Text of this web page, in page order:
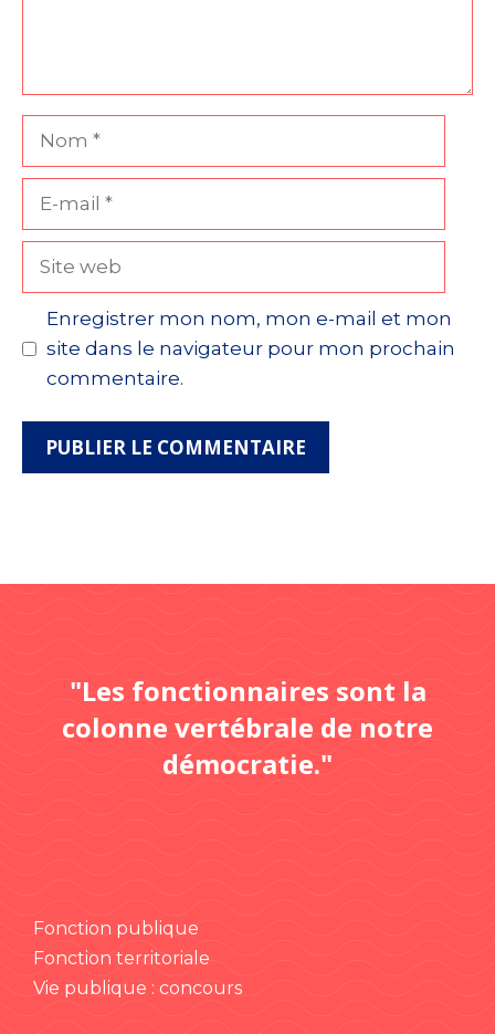
Site
Enregistrer mon nom, mon e-mail et mon
site dans le navigateur pour mon prochain
commentaire.
"Les fonctionnaires sont la
colonne vertébrale de notre
démocratie."
Fonction publique
Fonction territoriale
Vie publique : concours